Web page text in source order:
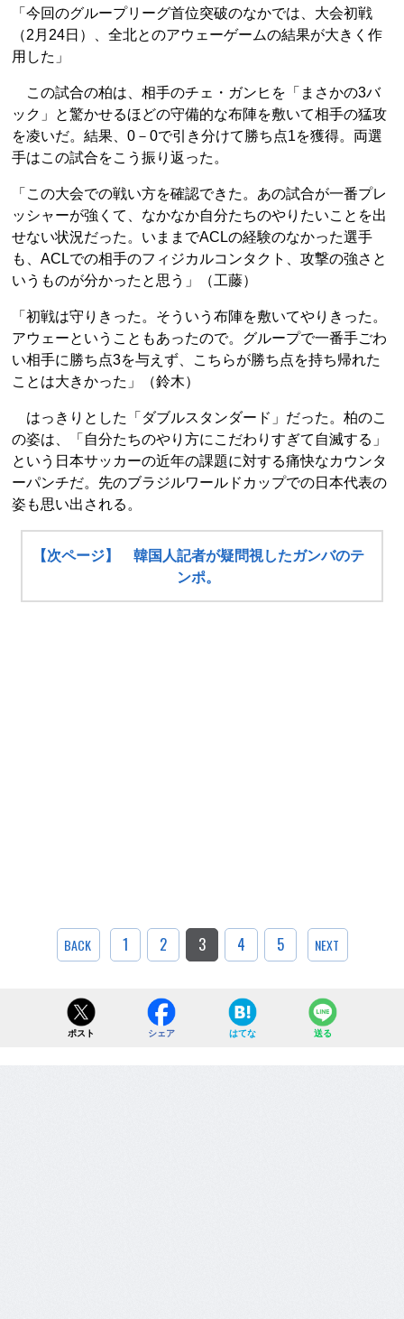
「今回のグループリーグ首位突破のなかでは、大会初戦
（2月24日）、全北とのアウェーゲームの結果が大きく作
用した」
この試合の柏は、相手のチェ・ガンヒを「まさかの3バ
ック」と驚かせるほどの守備的な布陣を敷いて相手の猛攻
を凌いだ。結果、0－0で引き分けて勝ち点1を獲得。両選
手はこの試合をこう振り返った。
「この大会での戦い方を確認できた。あの試合が一番プレ
ッシャーが強くて、なかなか自分たちのやりたいことを出
せない状況だった。いままでACLの経験のなかった選手
も、ACLでの相手のフィジカルコンタクト、攻撃の強さと
いうものが分かったと思う」（工藤）
「初戦は守りきった。そういう布陣を敷いてやりきった。
アウェーということもあったので。グループで一番手ごわ
い相手に勝ち点3を与えず、こちらが勝ち点を持ち帰れた
ことは大きかった」（鈴木）
はっきりとした「ダブルスタンダード」だった。柏のこ
の姿は、「自分たちのやり方にこだわりすぎて自滅する」
という日本サッカーの近年の課題に対する痛快なカウンタ
ーパンチだ。先のブラジルワールドカップでの日本代表の
姿も思い出される。
【次ページ】 韓国人記者が疑問視したガンバのテ
ンポ。
BACK 1 2 3 4 5 NEXT
ポスト シェア はてな 送る